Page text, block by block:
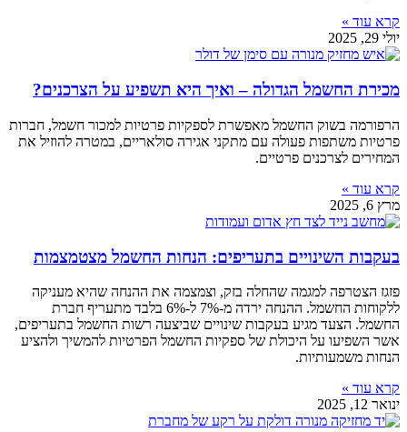
קרא עוד »
יולי 29, 2025
מכירת החשמל הגדולה – ואיך היא תשפיע על הצרכנים?
הרפורמה בשוק החשמל מאפשרת לספקיות פרטיות למכור חשמל, חברות
פרטיות משתפות פעולה עם מתקני אגירה סולאריים, במטרה להוזיל את
המחירים לצרכנים פרטיים.
קרא עוד »
מרץ 6, 2025
בעקבות השינויים בתעריפים: הנחות החשמל מצטמצמות
פזגז הצטרפה למגמה שהחלה בזק, וצמצמה את ההנחה שהיא מעניקה
ללקוחות החשמל. ההנחה ירדה מ-7% ל-6% בלבד מתעריף חברת
החשמל. הצעד מגיע בעקבות שינויים שביצעה רשות החשמל בתעריפים,
אשר השפיעו על היכולת של ספקיות החשמל הפרטיות להמשיך ולהציע
הנחות משמעותיות.
קרא עוד »
ינואר 12, 2025